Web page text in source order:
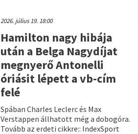
2026. július 19. 18:00
Hamilton nagy hibája
után a Belga Nagydíjat
megnyerő Antonelli
óriásit lépett a vb-cím
felé
Spában Charles Leclerc és Max
Verstappen állhatott még a dobogóra.
Tovább az erdeti cikkre:: IndexSport